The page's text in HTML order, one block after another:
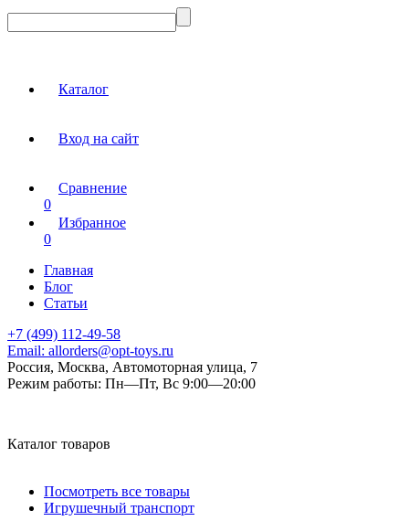
Каталог
Вход на сайт
Сравнение
0
Избранное
0
Главная
Блог
Статьи
+7 (499) 112-49-58
Email: allorders@opt-toys.ru
Россия, Москва, Автомоторная улица, 7
Режим работы: Пн—Пт, Вс 9:00—20:00
Каталог товаров
Посмотреть все товары
Игрушечный транспорт